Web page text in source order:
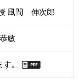
風間 伸次郎
敏
。